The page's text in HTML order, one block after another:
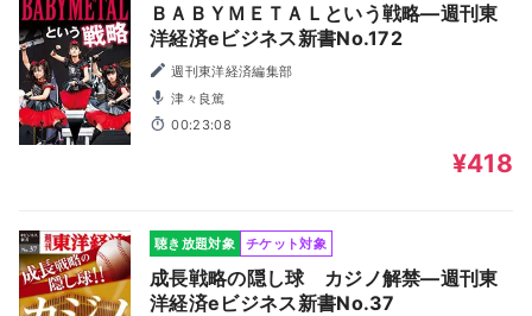
ＢＡＢＹＭＥＴＡＬという戦略―週刊東
洋経済eビジネス新書No.172
週刊東洋経済編集部
津々良篤
00:23:08
¥418
聴き放題対象 チケット対象
成長戦略の隠し球 カジノ解禁―週刊東
洋経済eビジネス新書No.37